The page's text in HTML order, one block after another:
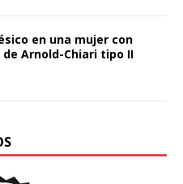
en una mujer con
Arnold-Chiari tipo II